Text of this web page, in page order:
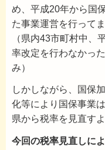
め、平成20年から国
た事業運営を行って
（県内43市町村中、
率改定を行わなかっ
み）
しかしながら、国保
化等により国保事業
県から税率を見直す
今回の税率見直しに